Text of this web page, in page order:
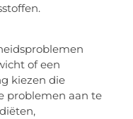
of een
kiezen die
problemen aan te